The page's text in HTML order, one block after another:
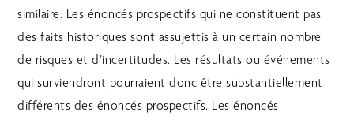
similaire. Les énoncés prospectifs qui ne constituent pas
des faits historiques sont assujettis à un certain nombre
de risques et d’incertitudes. Les résultats ou événements
qui surviendront pourraient donc être substantiellement
différents des énoncés prospectifs. Les énoncés